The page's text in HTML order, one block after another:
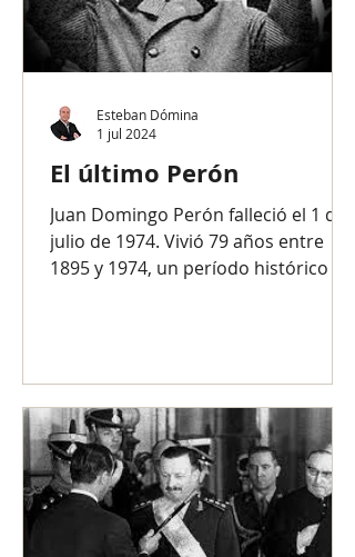
El último Perón
Juan Domingo Perón falleció el 1 de
julio de 1974. Vivió 79 años entre
1895 y 1974, un período histórico —
Esteban Dómina
1 jul 2024